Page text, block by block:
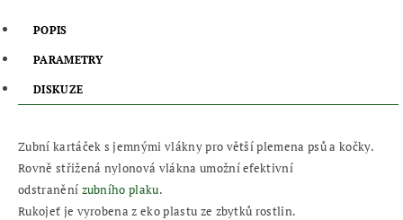
POPIS
PARAMETRY
DISKUZE
Zubní kartáček s jemnými vlákny pro větší plemena psů a kočky.
Rovně střižená nylonová vlákna umožní efektivní
odstranění zubního plaku.
Rukojeť je vyrobena z eko plastu ze zbytků rostlin.